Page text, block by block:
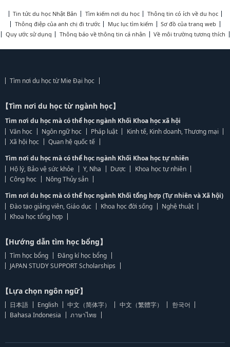
Tin tức du học Nhật Bản Tìm kiếm nơi du học
Thông tin có ích về du học
Thông điệp của anh chị đi trước
Mục lục tìm kiếm
Sơ đồ của trang web
Quy ước sử dụng
Thông báo về thông tin cá nhân Về môi trường tương thích
Tìm nơi du học từ Mie Đại học
【Tìm nơi du học từ ngành học】
Tìm nơi du học mà có thể học ngành Khối Khoa học xã hội
Văn học
Ngôn ngữ học Pháp luật
Kinh tế, Kinh doanh, Thương mại
Xã hội học
Quan hệ quốc tế
Tìm nơi du học mà có thể học ngành Khối Khoa học tự nhiên
Hộ lý, Bảo vệ sức khỏe
Y, Nha Dược
Khoa học tự nhiên
Công học
Nông Thủy sản
Tìm nơi du học mà có thể học ngành Khối tổng hợp (Tự nhiên và Xã hội)
Đào tạo giảng viên, Giáo dục
Khoa học đời sống
Nghệ thuật
Khoa học tổng hợp
【Hướng dẫn tìm học bổng】
Tìm học bổng
Đăng kí học bổng
JAPAN STUDY SUPPORT Scholarships
【Lựa chọn ngôn ngữ】
日本語 English 中文（简体字） 中文（繁體字）
한국어
Bahasa Indonesia
ภาษาไทย